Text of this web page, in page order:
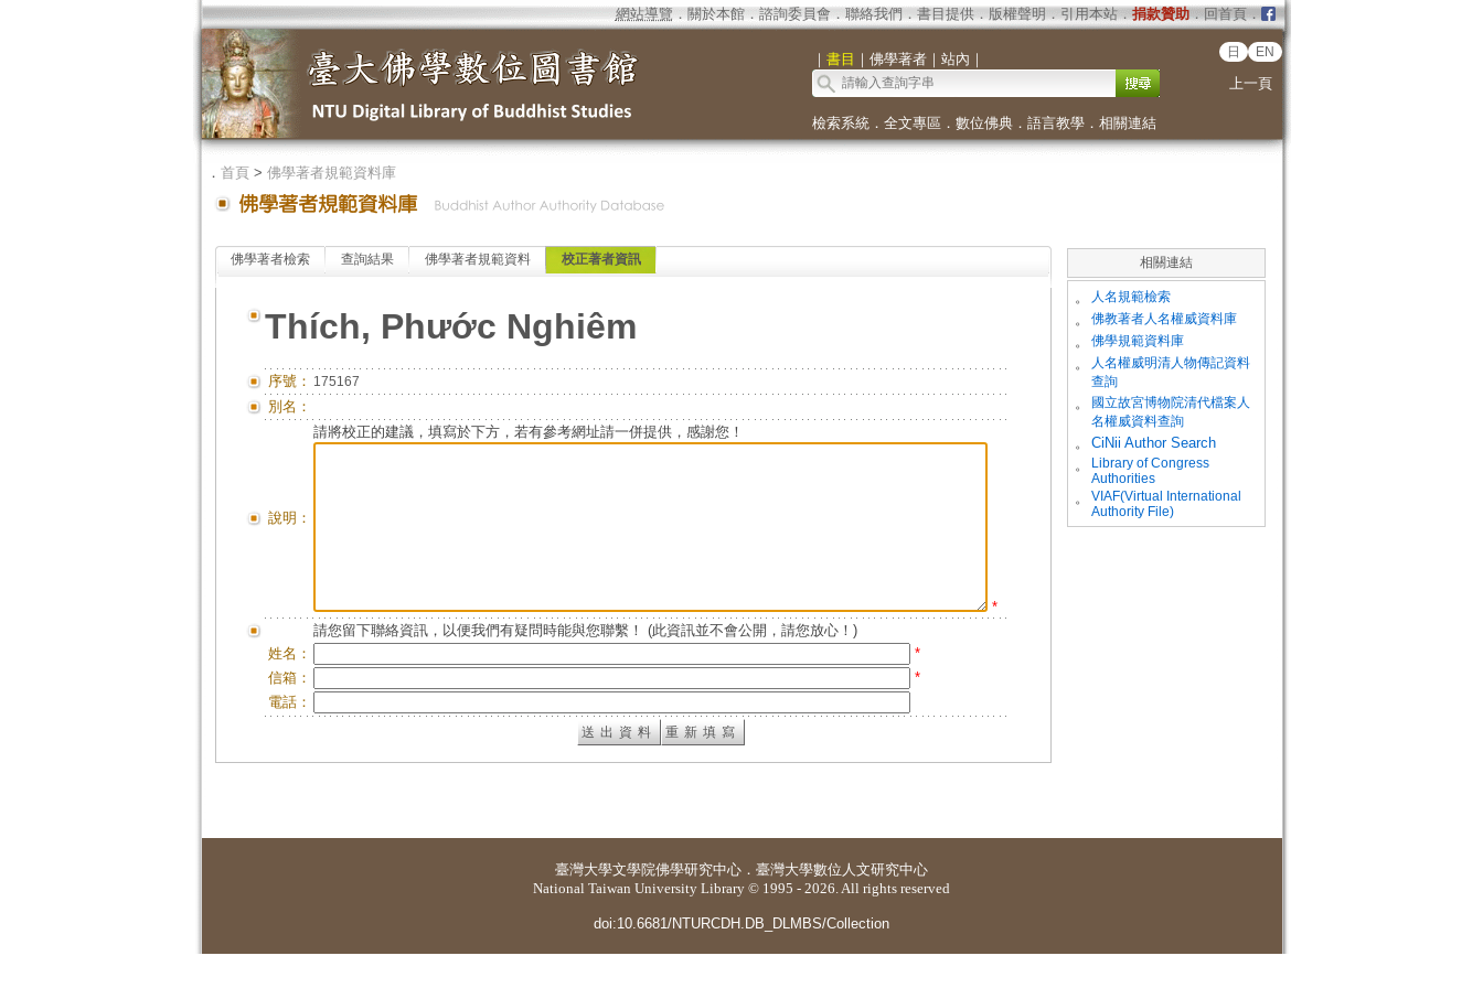
網站導覽 ． 關於本館． 諮詢委員會． 聯絡我們 ． 書目提供． 版權聲明 ． 引用本站． 捐款贊助．回首頁．
｜ 書目 ｜ 佛學著者｜ 站內 ｜ 日 EN
上一頁
檢索系統． 全文專區 ． 數位佛典． 語言教學． 相關連結
． 首頁> 佛學著者規範資料庫
佛學著者檢索 查詢結果 佛學著者規範資料 校正著者資訊
Thích, Phước Nghiêm
序號： 175167
別名：
說明：
請將校正的建議，填寫於下方，若有參考網址請一併提供，感謝您！
*
請您留下聯絡資訊，以便我們有疑問時能與您聯繫！ (此資訊並不會公開，請您放心！)
姓名：
*
信箱：
*
電話：
相關連結
。 人名規範檢索
。 佛教著者人名權威資料庫
。 佛學規範資料庫
。
人名權威明清人物傳記資料
查詢
。
國立故宮博物院清代檔案人
名權威資料查詢
。
CiNii Author Search
。
Library of Congress
Authorities
。
VIAF(Virtual International
Authority File)
臺灣大學文學院佛學研究中心 ． 臺灣大學數位人文研究中心
National Taiwan University Library © 1995 - 2026. All rights reserved
doi:10.6681/NTURCDH.DB_DLMBS/Collection